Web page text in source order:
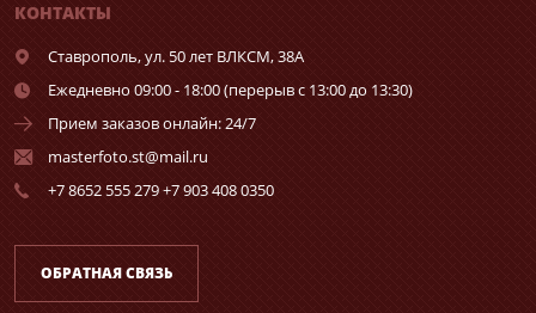
КОНТАКТЫ
Ставрополь,ул. 50 лет ВЛКСМ, 38А
Ежедневно 09:00 - 18:00 (перерыв с 13:00 до 13:30)
Прием заказов онлайн: 24/7
masterfoto.st@mail.ru
+7 8652 555 279 +7 903 408 0350
ОБРАТНАЯ СВЯЗЬ